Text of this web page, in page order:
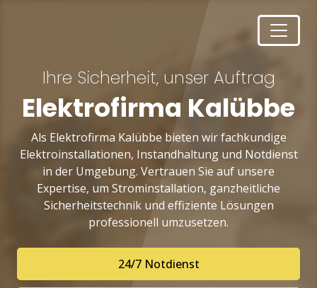
Ihre Sicherheit, unser Auftrag
Elektrofirma Kalübbe
Als Elektrofirma Kalübbe bieten wir fachkundige
Elektroinstallationen, Instandhaltung und Notdienst
in der Umgebung. Vertrauen Sie auf unsere
Expertise, um Strominstallation, ganzheitliche
Sicherheitstechnik und effiziente Lösungen
professionell umzusetzen.
24/7 Notdienst